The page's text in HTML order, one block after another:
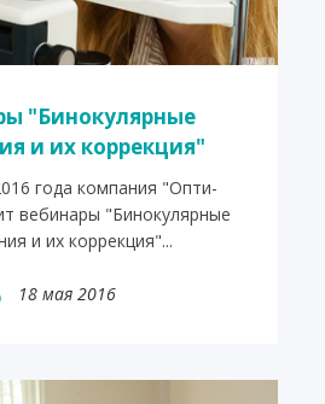
"Бинокулярные
и их коррекция"
года компания "Опти-
вебинары "Бинокулярные
и их коррекция"...
18 мая 2016